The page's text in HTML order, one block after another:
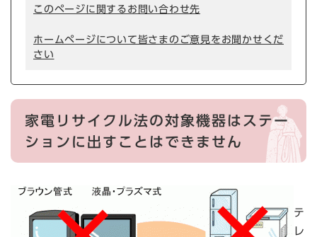
このページに関するお問い合わせ先
ホームページについて皆さまのご意見をお聞かせくだ
さい
家電リサイクル法の対象機器はステー
ションに出すことはできません
テ
レ